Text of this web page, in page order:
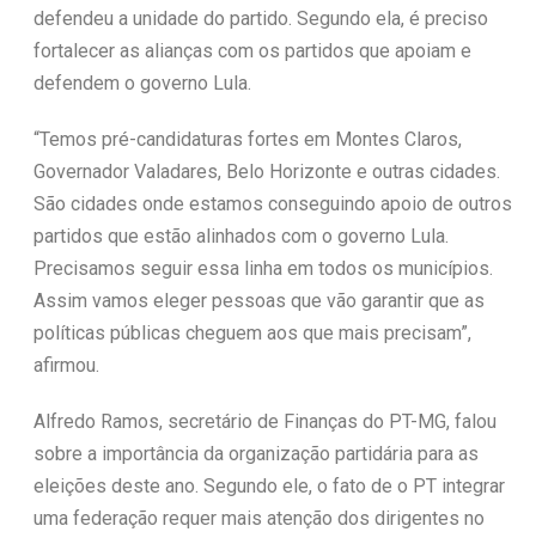
defendeu a unidade do partido. Segundo ela, é preciso
fortalecer as alianças com os partidos que apoiam e
defendem o governo Lula.
“Temos pré-candidaturas fortes em Montes Claros,
Governador Valadares, Belo Horizonte e outras cidades.
São cidades onde estamos conseguindo apoio de outros
partidos que estão alinhados com o governo Lula.
Precisamos seguir essa linha em todos os municípios.
Assim vamos eleger pessoas que vão garantir que as
políticas públicas cheguem aos que mais precisam”,
afirmou.
Alfredo Ramos, secretário de Finanças do PT-MG, falou
sobre a importância da organização partidária para as
eleições deste ano. Segundo ele, o fato de o PT integrar
uma federação requer mais atenção dos dirigentes no